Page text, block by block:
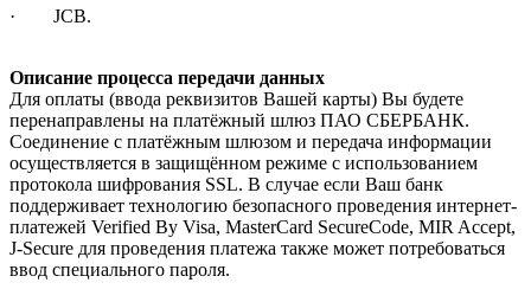
· JCB.
Описание процесса передачи данных
Для оплаты (ввода реквизитов Вашей карты) Вы будете
перенаправлены на платёжный шлюз ПАО СБЕРБАНК.
Соединение с платёжным шлюзом и передача информации
осуществляется в защищённом режиме с использованием
протокола шифрования SSL. В случае если Ваш банк
поддерживает технологию безопасного проведения интернет-
платежей Verified By Visa, MasterCard SecureCode, MIR Accept,
J-Secure для проведения платежа также может потребоваться
ввод специального пароля.